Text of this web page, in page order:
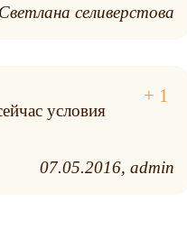
селиверстова
условия
07.05.2016 admin